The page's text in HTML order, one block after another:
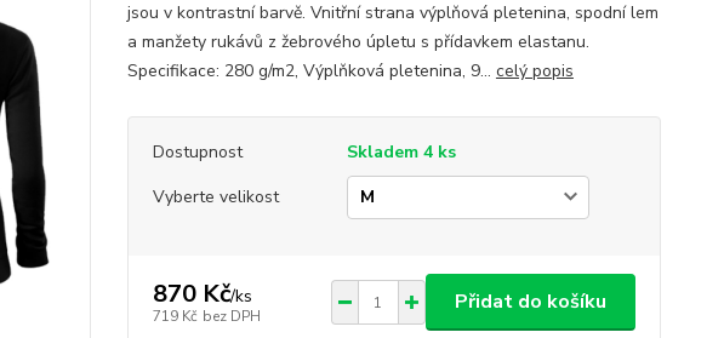
jsou v kontrastní barvě. Vnitřní strana výplňová pletenina, spodní lem
a manžety rukávů z žebrového úpletu s přídavkem elastanu.
Specifikace: 280 g/m2, Výplňková pletenina, 9... celý popis
Dostupnost
Skladem 4 ks
Vyberte velikost
870 Kč/ks
719 Kč bez DPH
Přidat do košíku